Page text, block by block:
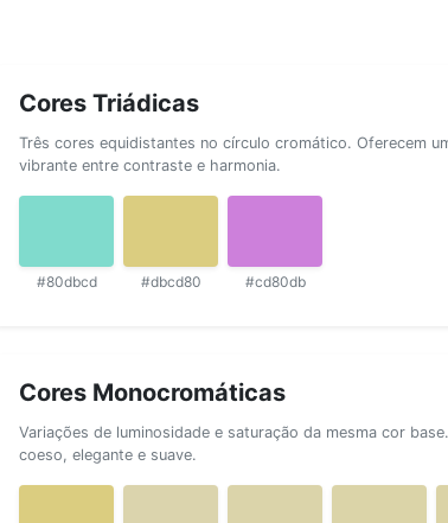
Cores Triádicas
Três cores equidistantes no círculo cromático. Oferecem
vibrante entre contraste e harmonia.
#80dbcd #dbcd80 #cd80db
Cores Monocromáticas
Variações de luminosidade e saturação da mesma cor
coeso, elegante e suave.